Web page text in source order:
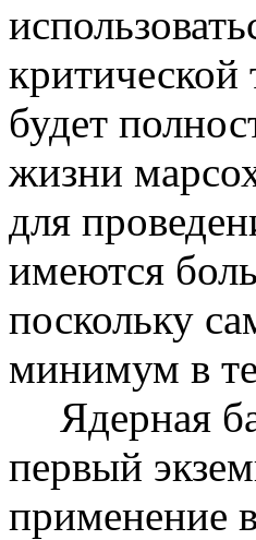
будет
жизни
для
имеются
поскольку
минимум в
Ядерная
первый
применение